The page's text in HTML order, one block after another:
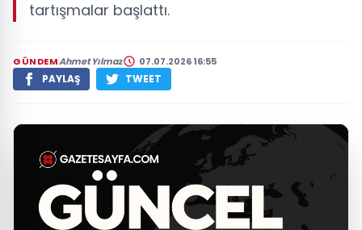
tartışmalar başlattı.
GÜNDEMAhmet Yılmaz 07.07.2026 16:55
PAYLAŞ TWEET